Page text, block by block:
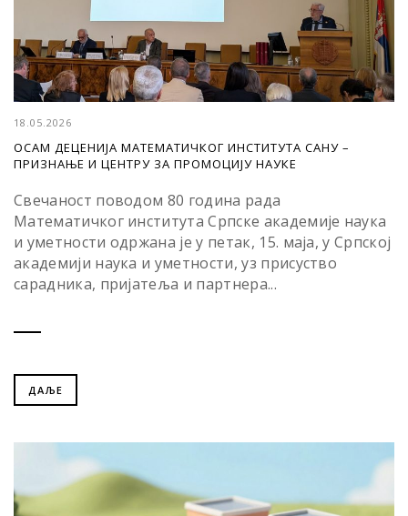
18.05.2026
ОСАМ ДЕЦЕНИЈА МАТЕМАТИЧКОГ ИНСТИТУТА САНУ –
ПРИЗНАЊЕ И ЦЕНТРУ ЗА ПРОМОЦИЈУ НАУКЕ
Свечаност поводом 80 година рада
Математичког института Српске академије наука
и уметности одржана је у петак, 15. маја, у Српској
академији наука и уметности, уз присуство
сарадника, пријатеља и партнера...
ДАЉЕ